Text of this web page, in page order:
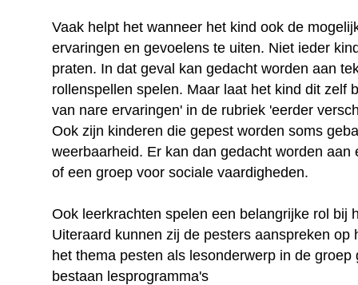
Vaak helpt het wanneer het kind ook de
ervaringen en gevoelens te uiten. Niet ieder
praten. In dat geval kan gedacht worden aan
rollenspellen spelen. Maar laat het kind dit zelf
van nare ervaringen' in de rubriek 'eerder
Ook zijn kinderen die gepest worden soms
weerbaarheid. Er kan dan gedacht worden aan
of een groep voor sociale vaardigheden.
Ook leerkrachten spelen een belangrijke rol bij
Uiteraard kunnen zij de pesters aanspreken op
het thema pesten als lesonderwerp in de
bestaan lesprogramma's